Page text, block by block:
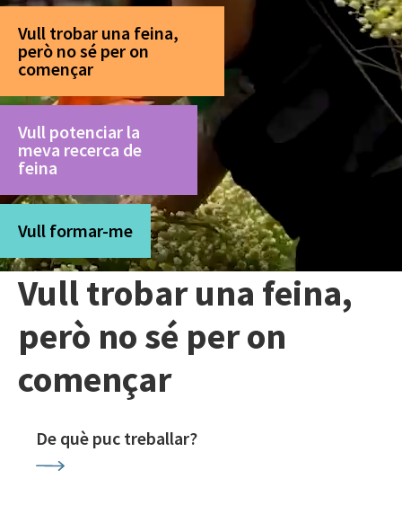
Vull trobar una feina,
però no sé per on
començar
Vull potenciar la
meva recerca de
feina
Vull formar-me
Vull trobar una feina,
però no sé per on
començar
De què puc treballar?